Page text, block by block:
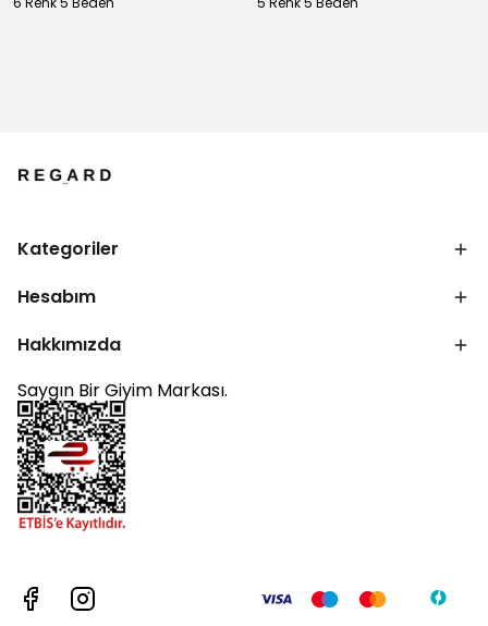
Kategoriler
Hesabım
Hakkımızda
Saygın Bir Giyim Markası.